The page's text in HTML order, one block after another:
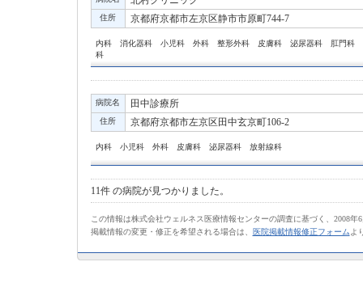
住所 京都府京都市左京区静市市原町744-7
内科 消化器科 小児科 外科 整形外科 皮膚科 泌尿器科 肛門科
科
病院名 田中診療所
住所 京都府京都市左京区田中玄京町106-2
内科 小児科 外科 皮膚科 泌尿器科 放射線科
11件の病院が見つかりました。
この情報は株式会社ウェルネス医療情報センターの調査に基づく、2008年
掲載情報の変更・修正を希望される場合は、
医院掲載情報修正フォーム よ